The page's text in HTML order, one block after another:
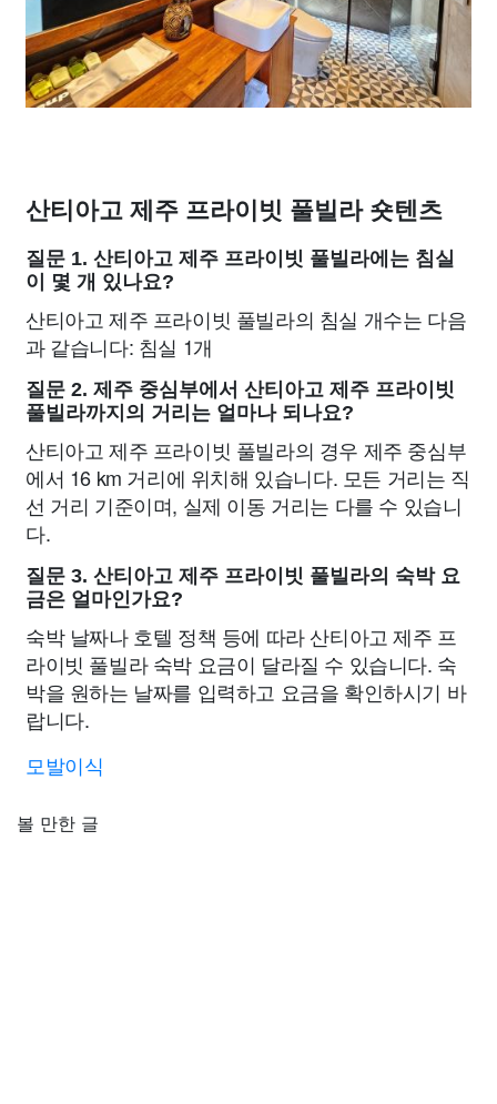
산티아고 제주 프라이빗 풀빌라 숏텐츠
질문 1. 산티아고 제주 프라이빗 풀빌라에는 침실
이 몇 개 있나요?
산티아고 제주 프라이빗 풀빌라의 침실 개수는 다음
과 같습니다: 침실 1개
질문 2. 제주 중심부에서 산티아고 제주 프라이빗
풀빌라까지의 거리는 얼마나 되나요?
산티아고 제주 프라이빗 풀빌라의 경우 제주 중심부
에서 16 km 거리에 위치해 있습니다. 모든 거리는 직
선 거리 기준이며, 실제 이동 거리는 다를 수 있습니
다.
질문 3. 산티아고 제주 프라이빗 풀빌라의 숙박 요
금은 얼마인가요?
숙박 날짜나 호텔 정책 등에 따라 산티아고 제주 프
라이빗 풀빌라 숙박 요금이 달라질 수 있습니다. 숙
박을 원하는 날짜를 입력하고 요금을 확인하시기 바
랍니다.
모발이식
볼 만한 글